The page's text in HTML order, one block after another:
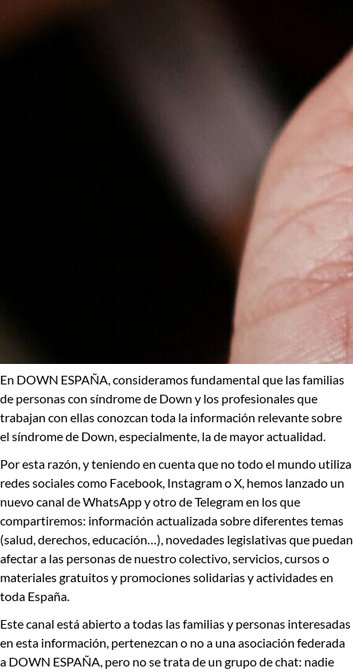
En DOWN ESPAÑA, consideramos fundamental que las familias
de personas con síndrome de Down y los profesionales que
trabajan con ellas conozcan toda la información relevante sobre
el síndrome de Down, especialmente, la de mayor actualidad.
Por esta razón, y teniendo en cuenta que no todo el mundo utiliza
redes sociales como Facebook, Instagram o X, hemos lanzado un
nuevo canal deWhatsAppy otro deTelegramen los que
compartiremos: información actualizada sobrediferentes temas
(salud, derechos, educación…), novedades legislativasque puedan
afectar a las personas de nuestro colectivo,servicios, cursos o
materiales gratuitos y promociones solidarias y actividadesen
toda España.
Este canal está abierto atodas las familias y personas interesadas
en esta información, pertenezcan o no a una asociación federada
a DOWN ESPAÑA, pero no se trata de un grupo de chat: nadie